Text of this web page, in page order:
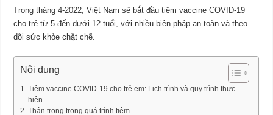
Trong tháng 4-2022, Việt Nam sẽ bắt đầu tiêm vaccine COVID-19
cho trẻ từ 5 đến dưới 12 tuổi, với nhiều biện pháp an toàn và theo
dõi sức khỏe chặt chẽ.
Nội dung
Tiêm vaccine COVID-19 cho trẻ em: Lịch trình và quy trình thực
hiện
Thận trọng trong quá trình tiêm